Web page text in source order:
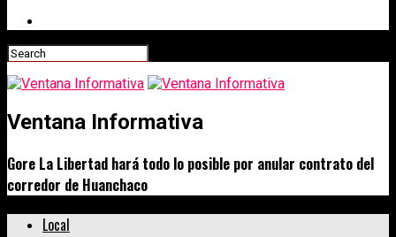
Ventana Informativa
Gore La Libertad hará todo lo posible por anular contrato del
corredor de Huanchaco
Local